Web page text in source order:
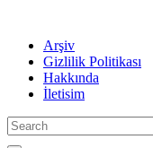
Arşiv
Gizlilik Politikası
Hakkında
İletisim